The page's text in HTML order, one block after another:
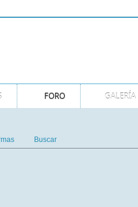
FORO GALERÍA
Buscar